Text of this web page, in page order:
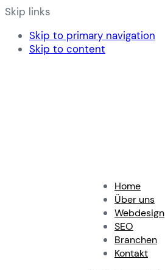
Skip links
Skip to primary navigation
Skip to content
Home
Über uns
Webdesign
SEO
Branchen
Kontakt